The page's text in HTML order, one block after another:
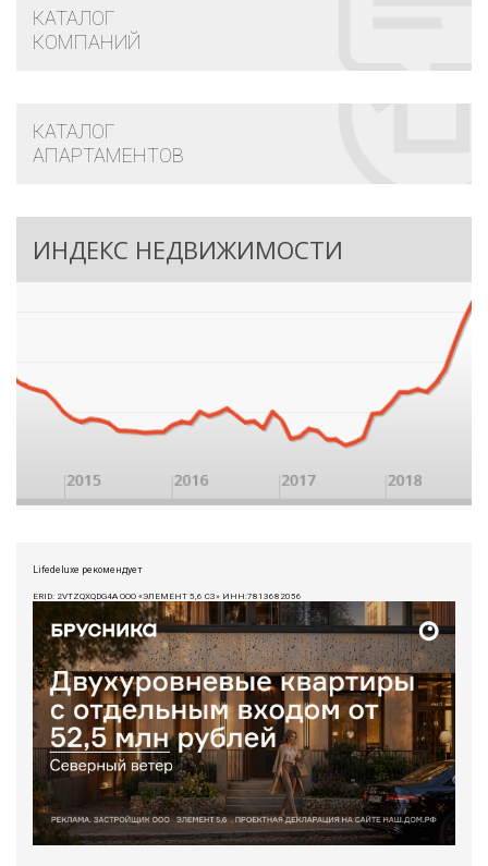
КАТАЛОГ
КОМПАНИЙ
КАТАЛОГ
АПАРТАМЕНТОВ
ИНДЕКС НЕДВИЖИМОСТИ
Lifedeluxe рекомендует
ERID: 2VTZQXQDG4A ООО «ЭЛЕМЕНТ 5,6 СЗ» ИНН:7813682056